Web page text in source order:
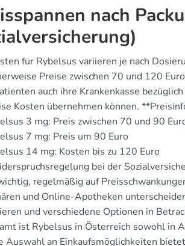
nach
für Rybelsus variieren je nach
Preise zwischen 70 und 120
auch ihre Krankenkasse
Kosten übernehmen können.
3 mg: Preis zwischen 70 und 90
7 mg: Preis um 90 Euro
14 mg: Kosten bis zu 120 Euro
bei der
regelmäßig auf
und Online-Apotheken
und verschiedene Optionen in
ist Rybelsus in Österreich sowohl in
Auswahl an Einkaufsmöglichkeiten